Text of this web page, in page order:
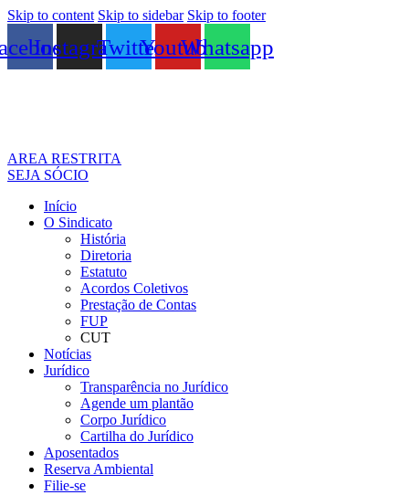
Skip to content Skip to sidebar Skip to footer
InstagramTwitterYoutubeWhatsapp
AREA RESTRITA
SEJA SÓCIO
Início
O Sindicato
História
Diretoria
Estatuto
Acordos Coletivos
Prestação de Contas
FUP
CUT
Notícias
Jurídico
Transparência no Jurídico
Agende um plantão
Corpo Jurídico
Cartilha do Jurídico
Aposentados
Reserva Ambiental
Filie-se